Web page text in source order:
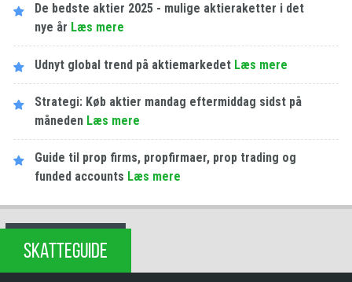
De bedste aktier 2025 - mulige aktieraketter i det
nye år Læs mere
Udnyt global trend på aktiemarkedet Læs mere
Strategi: Køb aktier mandag eftermiddag sidst på
måneden Læs mere
Guide til prop firms, propfirmaer, prop trading og
funded accounts Læs mere
SKATTEGUIDE